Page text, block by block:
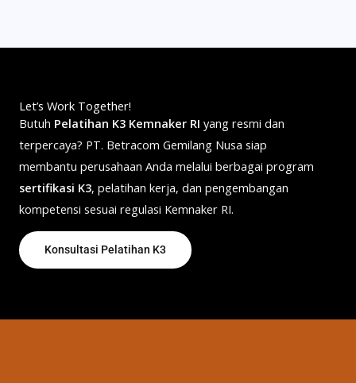
Let’s Work Together!
Butuh Pelatihan K3 Kemnaker RI yang resmi dan
terpercaya? PT. Betracom Gemilang Nusa siap
membantu perusahaan Anda melalui berbagai program
sertifikasi K3, pelatihan kerja, dan pengembangan
kompetensi sesuai regulasi Kemnaker RI.
Konsultasi Pelatihan K3